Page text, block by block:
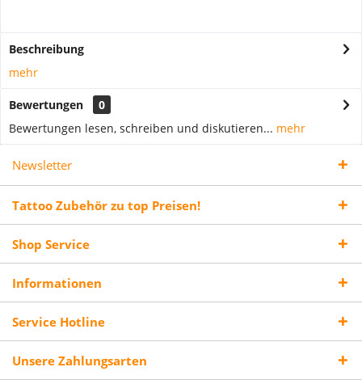
Beschreibung
mehr
Bewertungen
0
Bewertungen lesen, schreiben und diskutieren... mehr
Newsletter
Tattoo Zubehör zu top Preisen!
Shop Service
Informationen
Service Hotline
Unsere Zahlungsarten